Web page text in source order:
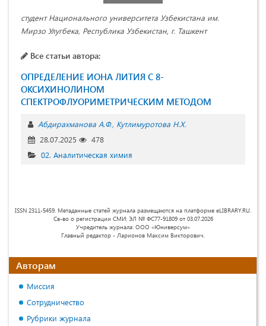
cтудент Национального университета Узбекистана им.
Мирзо Улугбека, Республика Узбекистан, г. Ташкент
Все статьи автора:
ОПРЕДЕЛЕНИЕ ИОНА ЛИТИЯ С 8-
ОКСИХИНОЛИНОМ
СПЕКТРОФЛУОРИМЕТРИЧЕСКИМ МЕТОДОМ
Абдирахманова А.Ф. Кутлимуротова Н.Х.
28.07.2025
478
02. Аналитическая химия
ISSN 2311-5459. Метаданные статей журнала размещаются на платформе eLIBRARY.RU.
Св-во о регистрации СМИ: ЭЛ № ФС77-91809 от 03.07.2026
Учредитель журнала: ООО «Юниверсум»
Главный редактор - Ларионов Максим Викторович.
Авторам
Миссия
Сотрудничество
Рубрики журнала